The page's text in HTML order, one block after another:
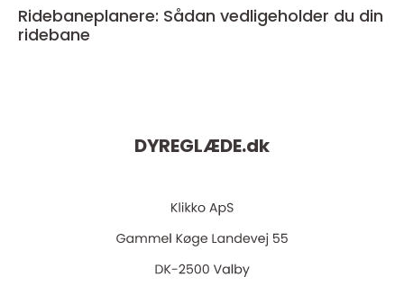
Ridebaneplanere: Sådan vedligeholder du din
ridebane
DYREGLÆDE.dk